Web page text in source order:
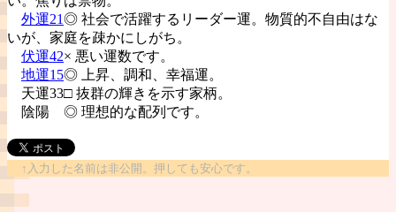
外運21◎ 社会で活躍するリーダー運。物質的不自由はな
いが、家庭を疎かにしがち。
伏運42× 悪い運数です。
地運15◎ 上昇、調和、幸福運。
天運33□ 抜群の輝きを示す家柄。
陰陽 ◎ 理想的な配列です。
↑入力した名前は非公開。押しても安心です。